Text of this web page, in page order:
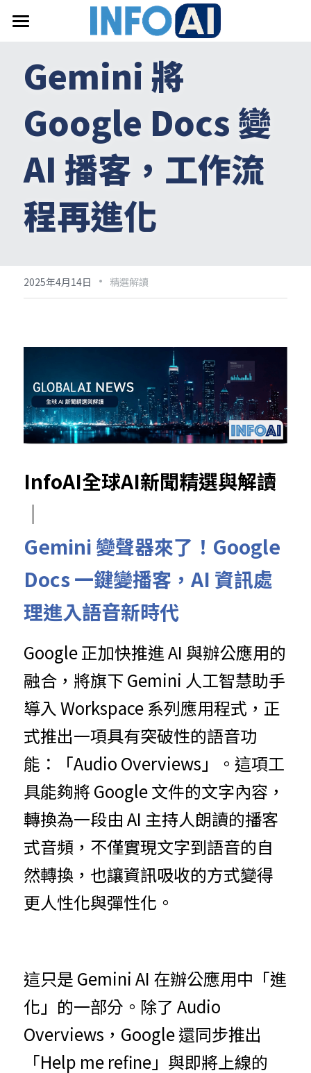
關於InfoAI
訂閱電子報
搜索
email聯絡
Gemini 將
Google Docs 變
AI 播客，工作流
程再進化
2025年4月14日 · 精選解讀
InfoAI全球AI新聞精選與解讀
｜
Gemini 變聲器來了！Google
Docs 一鍵變播客，AI 資訊處
理進入語音新時代
Google 正加快推進 AI 與辦公應用的
融合，將旗下 Gemini 人工智慧助手
導入 Workspace 系列應用程式，正
式推出一項具有突破性的語音功
能：「Audio Overviews」。這項工
具能夠將 Google 文件的文字內容，
轉換為一段由 AI 主持人朗讀的播客
式音頻，不僅實現文字到語音的自
然轉換，也讓資訊吸收的方式變得
更人性化與彈性化。
這只是 Gemini AI 在辦公應用中「進
化」的一部分。除了 Audio
Overviews，Google 還同步推出
「Help me refine」與即將上線的